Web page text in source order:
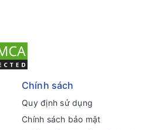
Chính sách
Quy định sử dụng
Chính sách bảo mật